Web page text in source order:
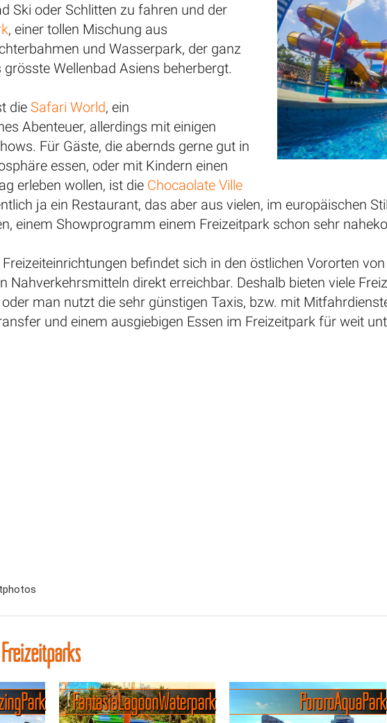
Ski oder Schlitten zu fahren und der
, einer tollen Mischung aus
und Wasserpark, der ganz
Wellenbad Asiens beherbergt.
die Safari World, ein
Abenteuer, allerdings mit einigen
Für Gäste, die abernds gerne gut in
essen, oder mit Kindern einen
erleben wollen, ist die Chocaolate Ville
ja ein Restaurant, das aber aus vielen, im europäischen
einem Showprogramm einem Freizeitpark schon sehr
befindet sich in den östlichen Vororten
Nahverkehrsmitteln direkt erreichbar. Deshalb bieten viele
man nutzt die sehr günstigen Taxis, bzw. mit
und einem ausgiebigen Essen im Freizeitpark für weit
Park Fantasia Lagoon Waterpark Pororo AquaPark